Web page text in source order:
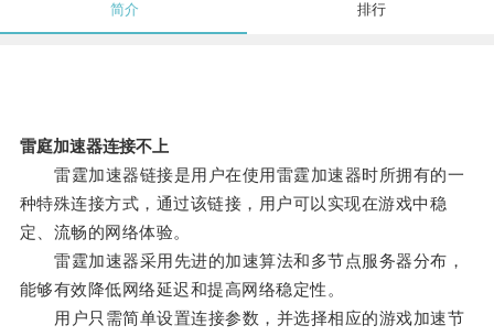
简介 排行
雷庭加速器连接不上
雷霆加速器链接是用户在使用雷霆加速器时所拥有的一
种特殊连接方式，通过该链接，用户可以实现在游戏中稳
定、流畅的网络体验。
雷霆加速器采用先进的加速算法和多节点服务器分布，
能够有效降低网络延迟和提高网络稳定性。
用户只需简单设置连接参数，并选择相应的游戏加速节